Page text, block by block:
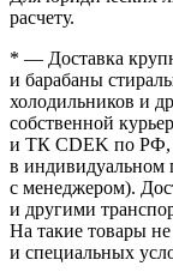
расчету.
* — Доставка
и барабаны
холодильников и
собственной
и ТК CDEK по РФ,
в индивидуальном
с менеджером).
и другими
На такие товары не
и специальных